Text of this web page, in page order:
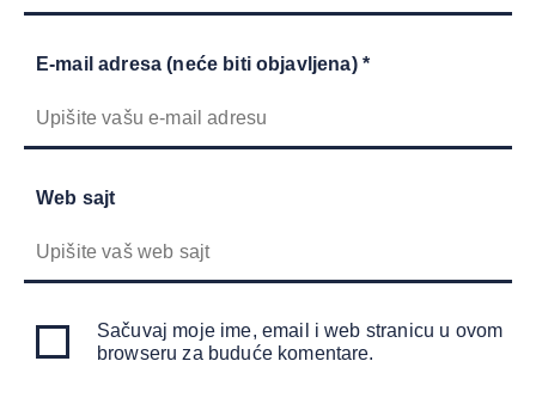
E-mail adresa (neće biti objavljena) *
Web sajt
Sačuvaj moje ime, email i web stranicu u ovom
browseru za buduće komentare.